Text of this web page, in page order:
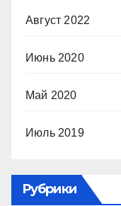
Август 2022
Июнь 2020
Май 2020
Июль 2019
Рубрики